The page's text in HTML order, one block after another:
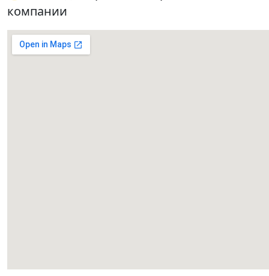
компании